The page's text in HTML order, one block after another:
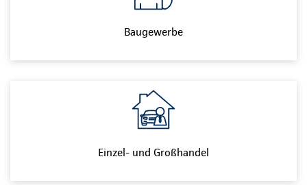
Baugewerbe
Einzel- und Großhandel